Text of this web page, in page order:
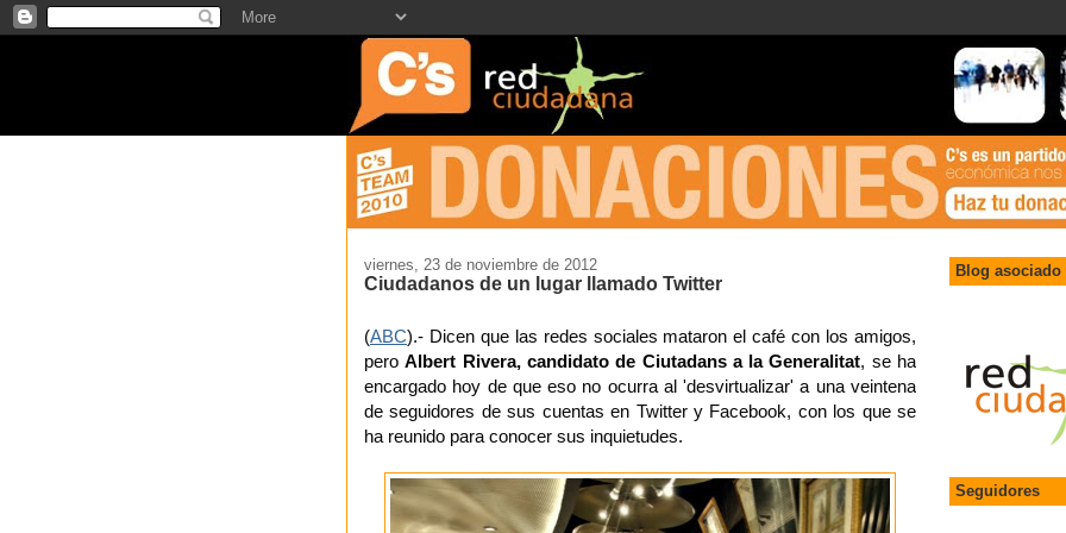
viernes, 23 de noviembre de 2012
Ciudadanos de un lugar llamado Twitter
(ABC).- Dicen que las redes sociales mataron el café con los amigos,
peroAlbert Rivera, candidato de Ciutadans a la Generalitat, se ha
encargado hoy de que eso no ocurra al 'desvirtualizar' a una veintena
de seguidores de sus cuentas en Twitter y Facebook, con los que se
ha reunido para conocer sus inquietudes.
Blog asociado
Seguidores